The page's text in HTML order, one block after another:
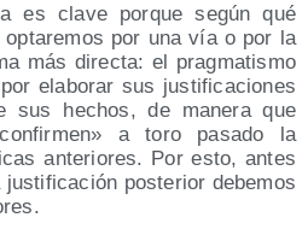
es clave porque según qué
por una vía o por la
más directa: el pragmatismo
elaborar sus justificaciones
sus hechos, de manera que
a toro pasado la
anteriores. Por esto, antes
posterior debemos